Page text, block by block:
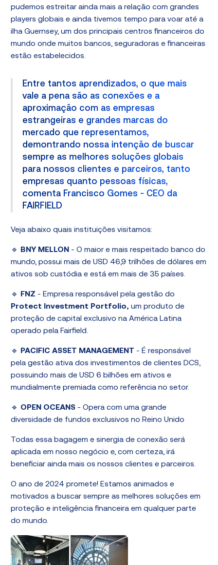
pudemos estreitar ainda mais a relação com grandes
players globais e ainda tivemos tempo para voar até a
ilha Guernsey, um dos principais centros financeiros do
mundo onde muitos bancos, seguradoras e financeiras
estão estabelecidos.
Entre tantos aprendizados, o que mais
vale a pena são as conexões e a
aproximação com as empresas
estrangeiras e grandes marcas do
mercado que representamos,
demontrando nossa intenção de buscar
sempre as melhores soluções globais
para nossos clientes e parceiros, tanto
empresas quanto pessoas físicas,
comenta Francisco Gomes - CEO da
FAIRFIELD
Veja abaixo quais instituições visitamos:
🔹 BNY MELLON - O maior e mais respeitado banco do
mundo, possui mais de USD 46,9 trilhões de dólares em
ativos sob custódia e está em mais de 35 países.
🔹 FNZ - Empresa responsável pela gestão do
Protect Investment Portfolio, um produto de
proteção de capital exclusivo na América Latina
operado pela Fairfield.
🔹 PACIFIC ASSET MANAGEMENT - É responsável
pela gestão ativa dos investimentos de clientes DCS,
possuindo mais de USD 6 bilhões em ativos e
mundialmente premiada como referência no setor.
🔹 OPEN OCEANS - Opera com uma grande
diversidade de fundos exclusivos no Reino Unido
Todas essa bagagem e sinergia de conexão será
aplicada em nosso negócio e, com certeza, irá
beneficiar ainda mais os nossos clientes e parceiros.
O ano de 2024 promete! Estamos animados e
motivados a buscar sempre as melhores soluções em
proteção e inteligência financeira em qualquer parte
do mundo.